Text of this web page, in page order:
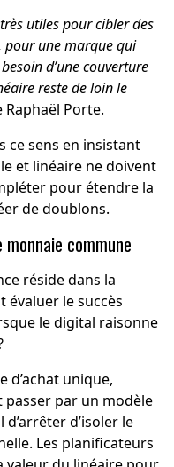
utiles pour cibler des
pour une marque qui
d’une couverture
reste de loin le
Raphaël Porte.
ce sens en insistant
et linéaire ne doivent
pour étendre la
de doublons.
commune
réside dans la
évaluer le succès
le digital raisonne
d’achat unique,
passer par un modèle
d’isoler le
Les planificateurs